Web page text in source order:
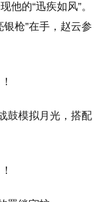
的“迅疾如风”。
枪”在手，赵云参
鼓模拟月光，搭配